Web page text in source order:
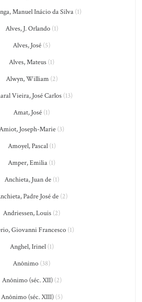
Manuel Inácio da Silva(1)
Alves, J. Orlando(1)
Alves, José (5)
Alves, Mateus (1)
Alwyn, William(2)
Vieira, José Carlos (13)
Amat, José (1)
Joseph-Marie (3)
Amoyel, Pascal(1)
Amper, Emilia (1)
Anchieta, Juan de(1)
Padre José de(2)
Andriessen, Louis (2)
Giovanni Francesco(1)
Anghel, Irinel(1)
Anônimo (38)
Anônimo (séc. XII)(2)
Anônimo (séc. XIII)(5)